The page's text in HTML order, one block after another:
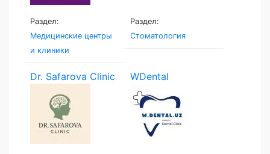
Раздел:
Медицинские центры
и клиники
Раздел:
Стоматология
Dr. Safarova Clinic WDental